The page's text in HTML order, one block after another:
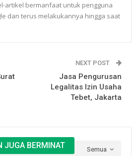
artikel bermanfaat untuk pengguna
dan terus melakukannya hingga saat
NEXT POST
Jasa Pengurusan
Legalitas Izin Usaha
Tebet, Jakarta
Semua
JUGA BERMINAT